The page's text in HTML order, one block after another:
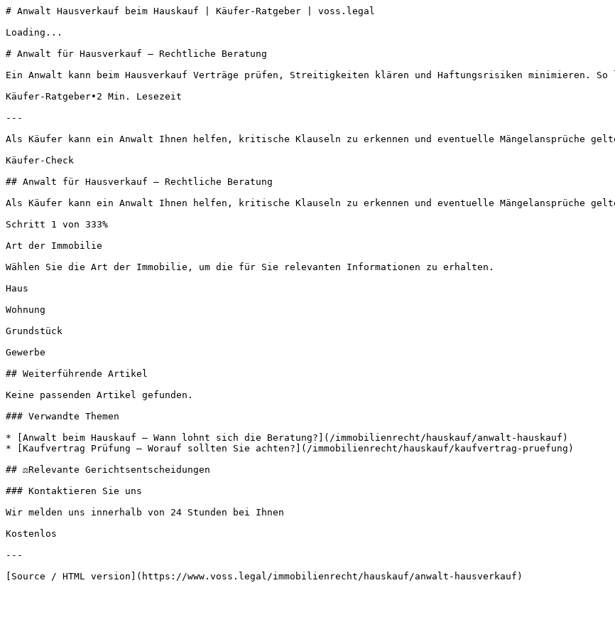
# Anwalt Hausverkauf beim Hauskauf | Käufer-Ratgeber | voss.legal
Loading...
# Anwalt für Hausverkauf – Rechtliche Beratung
Ein Anwalt kann beim Hausverkauf Verträge prüfen, Streitigkeiten klären und Haftungsrisiken minimieren.
Käufer-Ratgeber•2 Min. Lesezeit
---
Als Käufer kann ein Anwalt Ihnen helfen, kritische Klauseln zu erkennen und eventuelle Mängelansprüche
Käufer-Check
## Anwalt für Hausverkauf – Rechtliche Beratung
Als Käufer kann ein Anwalt Ihnen helfen, kritische Klauseln zu erkennen und eventuelle Mängelansprüche
Schritt 1 von 333%
Art der Immobilie
Wählen Sie die Art der Immobilie, um die für Sie relevanten Informationen zu erhalten.
Haus
Wohnung
Grundstück
Gewerbe
## Weiterführende Artikel
Keine passenden Artikel gefunden.
### Verwandte Themen
* [Anwalt beim Hauskauf – Wann lohnt sich die Beratung?](/immobilienrecht/hauskauf/anwalt-hauskauf)
* [Kaufvertrag Prüfung – Worauf sollten Sie achten?](/immobilienrecht/hauskauf/kaufvertrag-pruefung)
## ⚖️Relevante Gerichtsentscheidungen
### Kontaktieren Sie uns
Wir melden uns innerhalb von 24 Stunden bei Ihnen
Kostenlos
---